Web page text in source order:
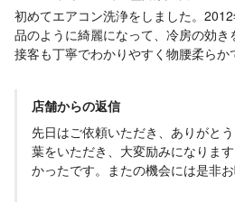
初めてエアコン洗浄をしました。
品のように綺麗になって、冷房の効き
接客も丁寧でわかりやすく物腰柔ら
くれて、とても好印象でした。次回
店舗からの返信
先日はご依頼いただき、ありがと
葉をいただき、大変励みになりま
かったです。またの機会には是非